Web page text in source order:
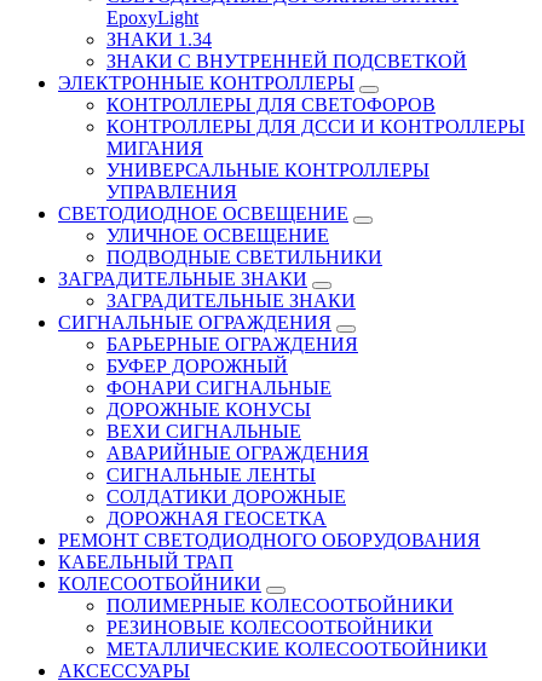
EpoxyLight
ЗНАКИ 1.34
ЗНАКИ С ВНУТРЕННЕЙ ПОДСВЕТКОЙ
ЭЛЕКТРОННЫЕ КОНТРОЛЛЕРЫ
КОНТРОЛЛЕРЫ ДЛЯ СВЕТОФОРОВ
КОНТРОЛЛЕРЫ ДЛЯ ДССИ И КОНТРОЛЛЕРЫ
МИГАНИЯ
УНИВЕРСАЛЬНЫЕ КОНТРОЛЛЕРЫ
УПРАВЛЕНИЯ
СВЕТОДИОДНОЕ ОСВЕЩЕНИЕ
УЛИЧНОЕ ОСВЕЩЕНИЕ
ПОДВОДНЫЕ СВЕТИЛЬНИКИ
ЗАГРАДИТЕЛЬНЫЕ ЗНАКИ
ЗАГРАДИТЕЛЬНЫЕ ЗНАКИ
СИГНАЛЬНЫЕ ОГРАЖДЕНИЯ
БАРЬЕРНЫЕ ОГРАЖДЕНИЯ
БУФЕР ДОРОЖНЫЙ
ФОНАРИ СИГНАЛЬНЫЕ
ДОРОЖНЫЕ КОНУСЫ
ВЕХИ СИГНАЛЬНЫЕ
АВАРИЙНЫЕ ОГРАЖДЕНИЯ
СИГНАЛЬНЫЕ ЛЕНТЫ
СОЛДАТИКИ ДОРОЖНЫЕ
ДОРОЖНАЯ ГЕОСЕТКА
РЕМОНТ СВЕТОДИОДНОГО ОБОРУДОВАНИЯ
КАБЕЛЬНЫЙ ТРАП
КОЛЕСООТБОЙНИКИ
ПОЛИМЕРНЫЕ КОЛЕСООТБОЙНИКИ
РЕЗИНОВЫЕ КОЛЕСООТБОЙНИКИ
МЕТАЛЛИЧЕСКИЕ КОЛЕСООТБОЙНИКИ
АКСЕССУАРЫ